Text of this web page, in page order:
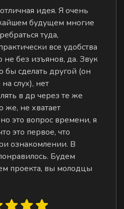
идея. Я очень
будущем многие
туда,
все удобства
без изъянов, да. Звук
бы сделать другой (он
слух), нет
в др через те же
же, не хватает
это вопрос времени, я
это первое, что
ознакомлении. В
Будем
проекта, вы молодцы